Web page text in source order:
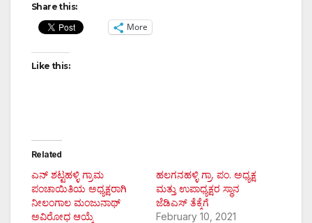
Share this:
More
Like this:
Related
ಎನ್ ಶಟ್ಟಹಳ್ಳಿ ಗ್ರಾಮ
ಪಂಚಾಯಿತಿಯ ಅಧ್ಯಕ್ಷರಾಗಿ
ನೀಲಂಗಾಲ ಮಂಜುನಾಥ್
ಅವಿರೋಧ ಆಯ್ಕೆ
ಹಲಗನಹಳ್ಳಿ ಗ್ರಾ. ಪಂ. ಅಧ್ಯಕ್ಷ
ಮತ್ತು ಉಪಾಧ್ಯಕ್ಷರ ಸ್ಥಾನ
ಜೆಡಿಎಸ್ ತೆಕ್ಕೆಗೆ
February 10, 2021